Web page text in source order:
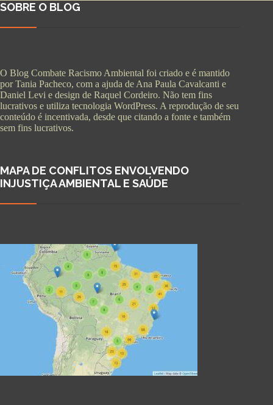
SOBRE O BLOG
O Blog Combate Racismo Ambiental foi criado e é mantido
por Tania Pacheco, com a ajuda de Ana Paula Cavalcanti e
Daniel Levi e design de Raquel Cordeiro. Não tem fins
lucrativos e utiliza tecnologia WordPress. A reprodução de seu
conteúdo é incentivada, desde que citando a fonte e também
sem fins lucrativos.
MAPA DE CONFLITOS ENVOLVENDO
INJUSTIÇA AMBIENTAL E SAÚDE